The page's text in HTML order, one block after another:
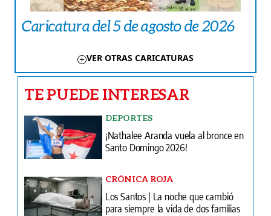
Caricatura del 5 de agosto de 2026
VER OTRAS CARICATURAS
TE PUEDE INTERESAR
DEPORTES
¡Nathalee Aranda vuela al bronce en
Santo Domingo 2026!
CRÓNICA ROJA
Los Santos | La noche que cambió
para siempre la vida de dos familias